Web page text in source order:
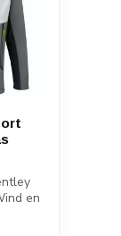
en